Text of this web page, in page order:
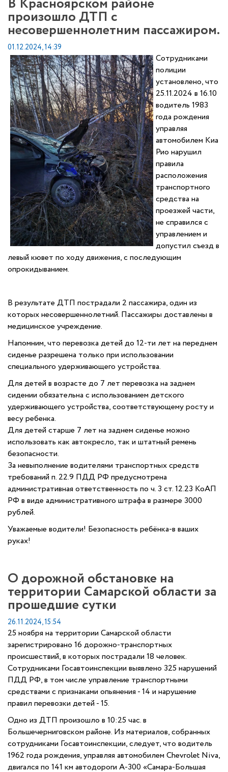
В Красноярском районе
произошло ДТП с
несовершеннолетним пассажиром.
01.12.2024, 14:39
Сотрудниками
полиции
установлено, что
25.11.2024 в 16.10
водитель 1983
года рождения
управляя
автомобилем Киа
Рио нарушил
правила
расположения
транспортного
средства на
проезжей части,
не справился с
управлением и
допустил съезд в
левый кювет по ходу движения, с последующим
опрокидыванием.
В результате ДТП пострадали 2 пассажира, один из
которых несовершеннолетний. Пассажиры доставлены в
медицинское учреждение.
Напомним, что перевозка детей до 12-ти лет на переднем
сиденье разрешена только при использовании
специального удерживающего устройства.
Для детей в возрасте до 7 лет перевозка на заднем
сидении обязательна с использованием детского
удерживающего устройства, соответствующему росту и
весу ребенка.
Для детей старше 7 лет на заднем сиденье можно
использовать как автокресло, так и штатный ремень
безопасности.
За невыполнение водителями транспортных средств
требований п. 22.9 ПДД РФ предусмотрена
административная ответственность по ч. 3 ст. 12.23 КоАП
РФ в виде административного штрафа в размере 3000
рублей.
Уважаемые водители! Безопасность ребёнка-в ваших
руках!
О дорожной обстановке на
территории Самарской области за
прошедшие сутки
26.11.2024, 15:54
25 ноября на территории Самарской области
зарегистрировано 16 дорожно-транспортных
происшествий, в которых пострадали 18 человек.
Сотрудниками Госавтоинспекции выявлено 325 нарушений
ПДД РФ, в том числе управление транспортными
средствами с признаками опьянения - 14 и нарушение
правил перевозки детей - 15.
Одно из ДТП произошло в 10:25 час. в
Большечерниговском районе. Из материалов, собранных
сотрудниками Госавтоинспекции, следует, что водитель
1962 года рождения, управляя автомобилем Chevrolet Niva,
двигался по 141 км автодороги А-300 «Самара-Большая